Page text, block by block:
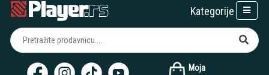
Moja
Kategorije